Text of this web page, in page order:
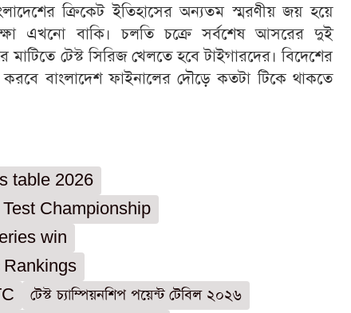
ক্রিকেট ইতিহাসের অন্যতম স্মরণীয় জয় হয়ে
এখনো বাকি। চলতি চক্রে সর্বশেষ আসরের দুই
মাটিতে টেস্ট সিরিজ খেলতে হবে টাইগারদের। বিদেশের
বাংলাদেশ ফাইনালের দৌড়ে কতটা টিকে থাকতে
table 2026
Championship
win
টেস্ট চ্যাম্পিয়নশিপ পয়েন্ট টেবিল ২০২৬